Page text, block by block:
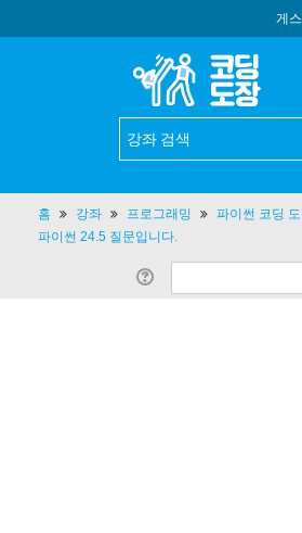
게
홈 강좌 프로그래밍 파이썬 코딩
파이썬 24.5 질문입니다.